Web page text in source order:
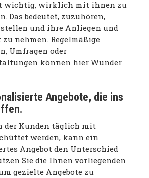
wichtig, wirklich mit ihnen zu
Das bedeutet, zuzuhören,
und ihre Anliegen und
nehmen. Regelmäßige
Umfragen oder
können hier Wunder
Angebote, die ins
der Kunden täglich mit
werden, kann ein
Angebot den Unterschied
Sie die Ihnen vorliegenden
gezielte Angebote zu